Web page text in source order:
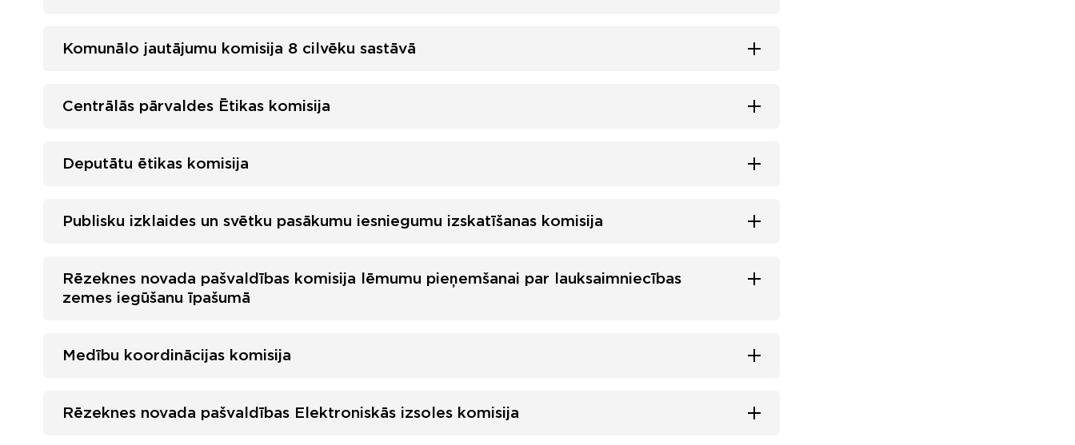
Komunālo jautājumu komisija 8 cilvēku sastāvā
Centrālās pārvaldes Ētikas komisija
Deputātu ētikas komisija
Publisku izklaides un svētku pasākumu iesniegumu izskatīšanas komisija
Rēzeknes novada pašvaldības komisija lēmumu pieņemšanai par lauksaimniecības
zemes iegūšanu īpašumā
Medību koordinācijas komisija
Rēzeknes novada pašvaldības Elektroniskās izsoles komisija